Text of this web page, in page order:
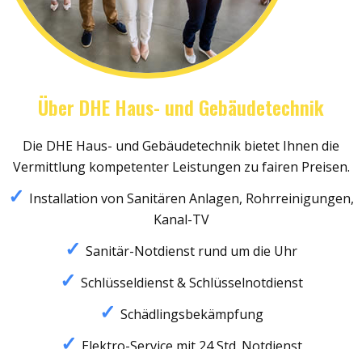
Über DHE Haus- und Gebäudetechnik
Die DHE Haus- und Gebäudetechnik bietet Ihnen die
Vermittlung kompetenter Leistungen zu fairen Preisen.
Installation von Sanitären Anlagen, Rohrreinigungen,
Kanal-TV
Sanitär-Notdienst rund um die Uhr
Schlüsseldienst & Schlüsselnotdienst
Schädlingsbekämpfung